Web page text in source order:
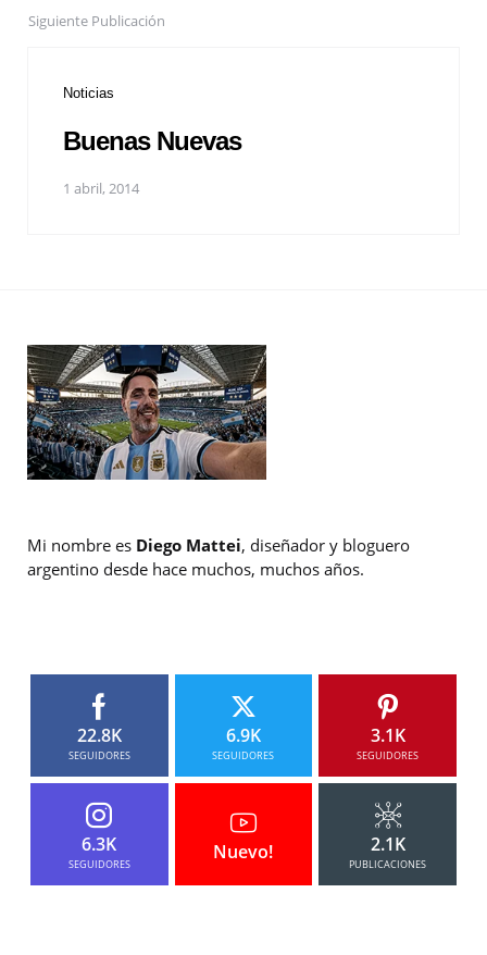
Siguiente Publicación
Noticias
Buenas Nuevas
1 abril, 2014
Mi nombre es Diego Mattei, diseñador y bloguero
argentino desde hace muchos, muchos años.
22.8K
SEGUIDORES
6.9K
SEGUIDORES
3.1K
SEGUIDORES
6.3K
SEGUIDORES
Nuevo! 2.1K
PUBLICACIONES